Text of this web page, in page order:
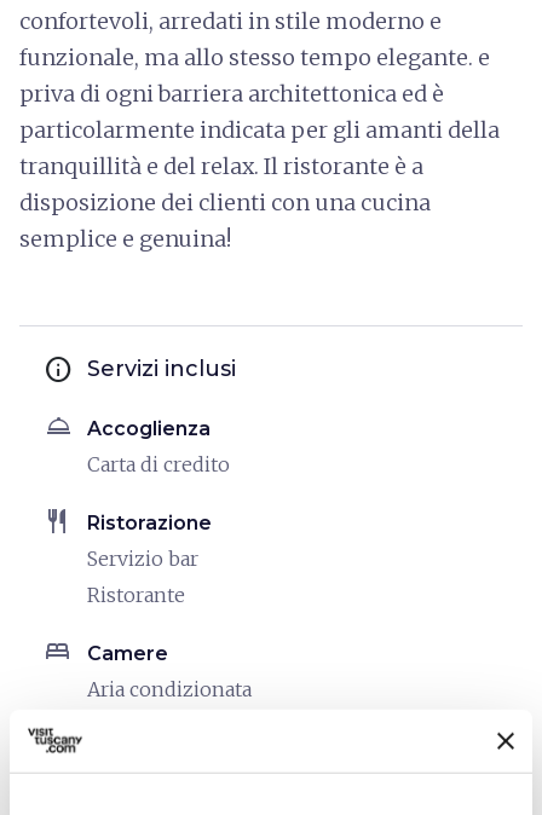
confortevoli, arredati in stile moderno e
funzionale, ma allo stesso tempo elegante. e
priva di ogni barriera architettonica ed è
particolarmente indicata per gli amanti della
tranquillità e del relax. Il ristorante è a
disposizione dei clienti con una cucina
semplice e genuina!
info Servizi inclusi
room_service Accoglienza
Carta di credito
restaurant Ristorazione
Servizio bar
Ristorante
bed Camere
Aria condizionata
local_parking